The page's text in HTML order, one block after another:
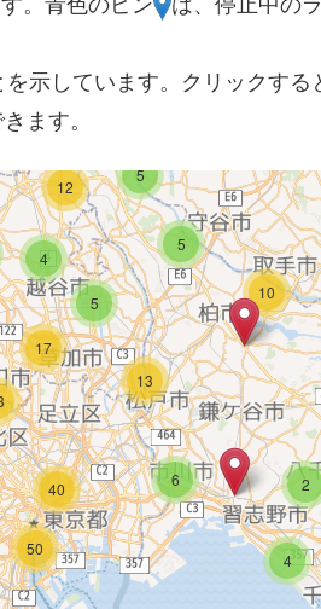
示しています。クリックする
ます。
6
4
5
5
17
12
13
6
7
10
5
4
2
50
40